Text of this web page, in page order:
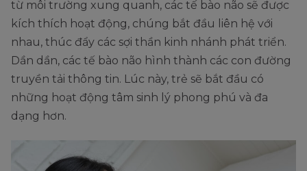
từ môi trường xung quanh, các tế bào não sẽ được
kích thích hoạt động, chúng bắt đầu liên hệ với
nhau, thúc đẩy các sợi thần kinh nhánh phát triển.
Dần dần, các tế bào não hình thành các con đường
truyền tải thông tin. Lúc này, trẻ sẽ bắt đầu có
những hoạt động tâm sinh lý phong phú và đa
dạng hơn.